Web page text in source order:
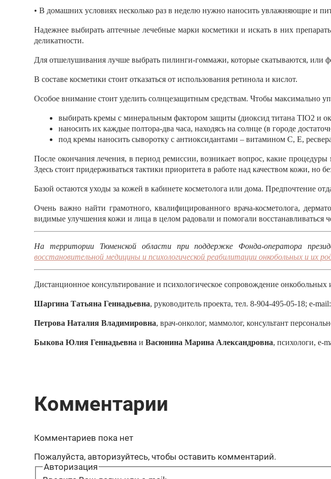
• В домашних условиях несколько раз в неделю нужно наносить увлажняющие и
Надежнее выбирать аптечные лечебные марки косметики и искать в них
деликатности.
Для отшелушивания лучше выбрать пилинги-гоммажи, которые скатываются, или
В составе косметики стоит отказаться от использования ретинола и кислот.
Особое внимание стоит уделить солнцезащитным средствам. Чтобы максимально
выбирать кремы с минеральным фактором защиты (диоксид титана TIO2 и
наносить их каждые полтора-два часа, находясь на солнце (в городе
под кремы наносить сыворотку с антиоксидантами– витамином С, Е,
После окончания лечения, в период ремиссии, возникает вопрос, какие
Здесь стоит придерживаться тактики приоритета в работе над качеством кожи, но
Базой остаются уходы за кожей в кабинете косметолога или дома. Предпочтение
Очень важно найти грамотного, квалифицированного врача-косметолога,
видимые улучшения кожи и лица в целом радовали и помогали восстанавливаться
На территории Тюменской области при поддержке Фонда-оператора
восстановительной медицины и психологической реабилитации онкобольных и
Дистанционное консультирование и психологическое сопровождение
Шаргина Татьяна Геннадьевна, руководитель проекта, тел. 8-904-495-05-18; e-
Петрова Наталия Владимировна, врач-онколог, маммолог, консультант
Быкова Юлия Геннадьевна иВасюнина Марина Александровна, психологи, e-
Комментарии
Комментариев пока нет
Пожалуйста, авторизуйтесь, чтобы оставить комментарий.
Авторизация